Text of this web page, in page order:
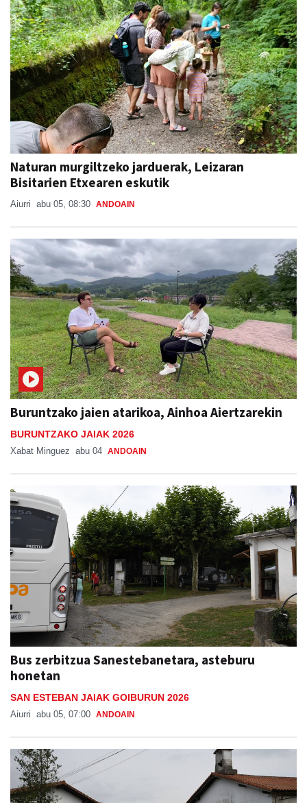
Naturan murgiltzeko jarduerak, Leizaran
Bisitarien Etxearen eskutik
Aiurri abu 05, 08:30 ANDOAIN
Buruntzako jaien atarikoa, Ainhoa Aiertzarekin
BURUNTZAKO JAIAK 2026
Xabat Minguez abu 04 ANDOAIN
Bus zerbitzua Sanestebanetara, asteburu
honetan
SAN ESTEBAN JAIAK GOIBURUN 2026
Aiurri abu 05, 07:00 ANDOAIN